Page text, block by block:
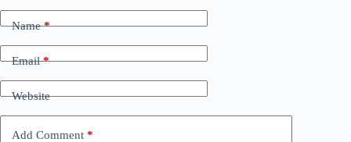
Name*
Email*
Website
Add Comment *